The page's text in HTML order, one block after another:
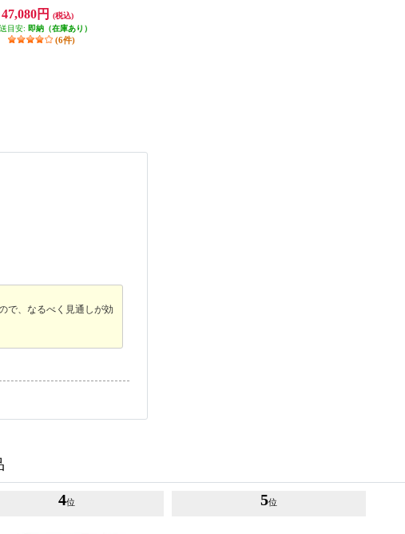
ト/ホワイト/2022年9月モデ
ル】 PA-WX11000T12
47,080円
(税込)
目安: 即納（在庫あり）
(6件)
で、なるべく見通しが効
4位 5位